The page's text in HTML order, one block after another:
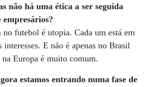
não há uma ética a ser seguida
futebol é utopia. Cada um está em
interesses. E não é apenas no Brasil
na Europa é muito comum.
estamos entrando numa fase de